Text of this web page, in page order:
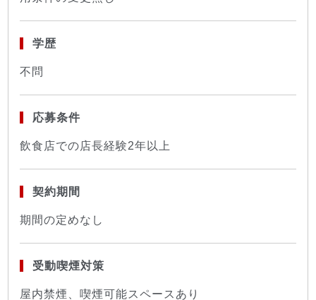
学歴
不問
応募条件
飲食店での店長経験2年以上
契約期間
期間の定めなし
受動喫煙対策
屋内禁煙、喫煙可能スペースあり